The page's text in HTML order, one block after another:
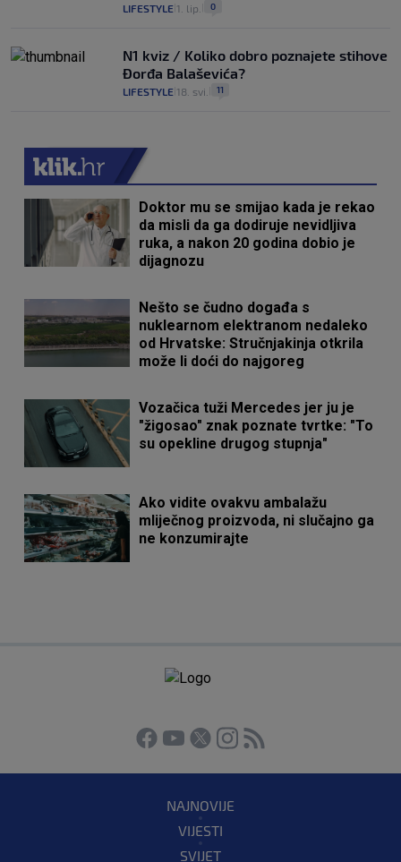
LIFESTYLE 1. lip. 0
N1 kviz / Koliko dobro poznajete stihove
Đorđa Balaševića?
LIFESTYLE 18. svi. 11
Doktor mu se smijao kada je rekao
da misli da ga dodiruje nevidljiva
ruka, a nakon 20 godina dobio je
dijagnozu
Nešto se čudno događa s
nuklearnom elektranom nedaleko
od Hrvatske: Stručnjakinja otkrila
može li doći do najgoreg
Vozačica tuži Mercedes jer ju je
"žigosao" znak poznate tvrtke: "To
su opekline drugog stupnja"
Ako vidite ovakvu ambalažu
mliječnog proizvoda, ni slučajno ga
ne konzumirajte
NAJNOVIJE
VIJESTI
SVIJET